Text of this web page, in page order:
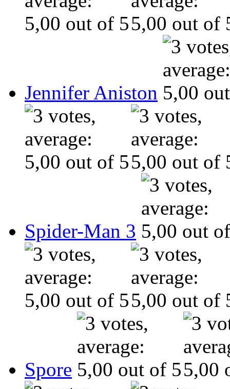
Jennifer Aniston
Spider-Man 3
Spore